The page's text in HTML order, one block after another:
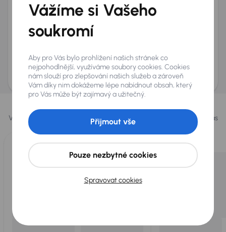
+420
E-mail*
Přeji si dostávat informace o atraktivních slevových
nabídkách
AURES Holdings a.s., se sídlem Dopraváků 874/15, Čimice, 184 00 Praha 8 bude
uchovávat a zpracovávat vaše osobní údaje v souladu se zásadami ochrany a
zpracováníosobních údajů.
Vybrali jsme pro vás
Vybíráme pro vás ty nejlepší vozy
z naší nabídky. Každý den pro vás
vykoupíme až 400 vozů
Vážíme si Vašeho
soukromí
Aby pro Vás bylo prohlížení našich stránek co
nejpohodlnější, využíváme soubory cookies. Cookies
nám slouží pro zlepšování našich služeb a zároveň
Vám díky nim dokážeme lépe nabídnout obsah, který
pro Vás může být zajímavý a užitečný.
Spravovat cookies
Pouze nezbytné cookies
Přijmout vše